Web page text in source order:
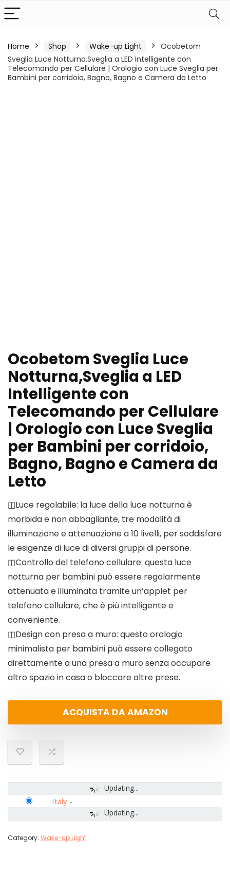
Home Shop Wake-up Light
Ocobetom
Sveglia Luce Notturna,Sveglia a LED Intelligente con
Telecomando per Cellulare | Orologio con Luce Sveglia per
Bambini per corridoio, Bagno, Bagno e Camera da Letto
Ocobetom Sveglia Luce
Notturna,Sveglia a LED
Intelligente con
Telecomando per Cellulare
| Orologio con Luce Sveglia
per Bambini per corridoio,
Bagno, Bagno e Camera da
Letto
◫Luce regolabile: la luce della luce notturna è
morbida e non abbagliante, tre modalità di
illuminazione e attenuazione a 10 livelli, per soddisfare
le esigenze di luce di diversi gruppi di persone.
◫Controllo del telefono cellulare: questa luce
notturna per bambini può essere regolarmente
attenuata e illuminata tramite un’applet per
telefono cellulare, che è più intelligente e
conveniente.
◫Design con presa a muro: questo orologio
minimalista per bambini può essere collegato
direttamente a una presa a muro senza occupare
altro spazio in casa o bloccare altre prese.
ACQUISTA DA AMAZON
Updating...
Updating...
Italy -
Category: Wake-up Light